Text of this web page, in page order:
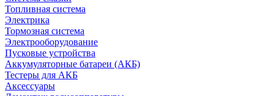
Топливная система
Электрика
Тормозная система
Электрооборудование
Пусковые устройства
Аккумуляторные батареи (АКБ)
Тестеры для АКБ
Аксессуары